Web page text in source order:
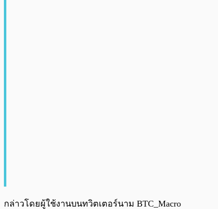
กล่าวโดยผู้ใช้งานบนทวิตเตอร์นาม BTC_Macro